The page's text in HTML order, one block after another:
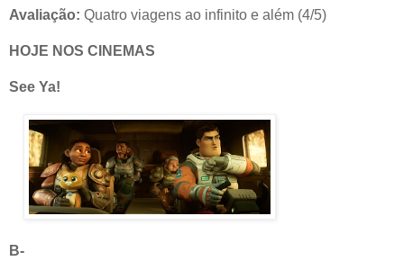
Avaliação: Quatro viagens ao infinito e além (4/5)
HOJE NOS CINEMAS
See Ya!
B-